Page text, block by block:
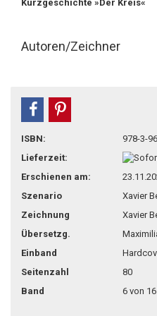
Kurzgeschichte »Der Kreis«
Autoren/Zeichner
teilen
ISBN:
978-3-
Lieferzeit:
Erschienen am:
Szenario
Xavier
Zeichnung
Xavier
Übersetzg.
Einband
Seitenzahl
80
Band
6 von 16